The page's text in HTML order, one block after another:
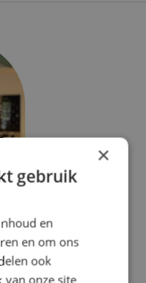
je
Benno staat
×
gebruik
en
en om ons
ook
onze site